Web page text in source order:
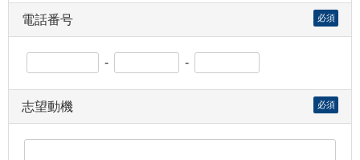
電話番号 必須
- -
志望動機 必須